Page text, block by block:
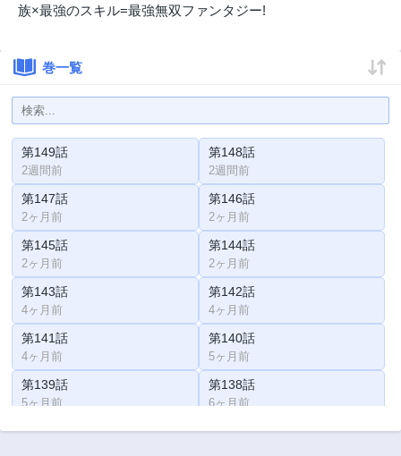
族×最強のスキル=最強無双ファンタジー!
巻一覧
第149話
2週間前
第148話
2週間前
第147話
2ヶ月前
第146話
2ヶ月前
第145話
2ヶ月前
第144話
2ヶ月前
第143話
4ヶ月前
第142話
4ヶ月前
第141話
4ヶ月前
第140話
5ヶ月前
第139話
5ヶ月前
第138話
6ヶ月前
第137話 第136話